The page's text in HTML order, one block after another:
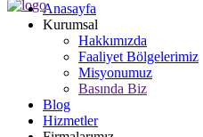
Anasayfa
Kurumsal
Hakkımızda
Faaliyet Bölgelerimiz
Misyonumuz
Basında Biz
Blog
Hizmetler